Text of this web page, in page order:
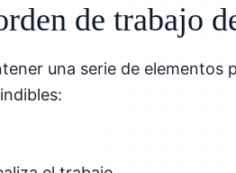
de trabajo
una serie de elementos